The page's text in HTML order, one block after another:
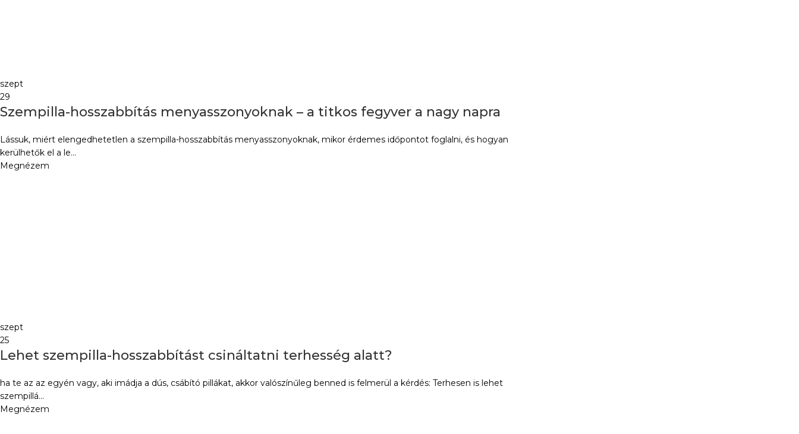
29
szept
Szempilla-hosszabbítás menyasszonyoknak – a titkos fegyver a nagy napra
Lássuk, miért elengedhetetlen a szempilla-hosszabbítás menyasszonyoknak, mikor érdemes időpontot foglalni, és hogyan
kerülhetők el a le...
Megnézem
25
szept
Lehet szempilla-hosszabbítást csináltatni terhesség alatt?
ha te az az egyén vagy, aki imádja a dús, csábító pillákat, akkor valószínűleg benned is felmerül a kérdés: Terhesen is lehet
szempillá...
Megnézem